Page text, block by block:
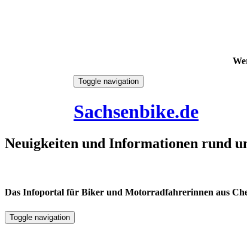
Toggle navigation
Sachsenbike.de
Neuigkeiten und Informationen rund
Das Infoportal für Biker und Motorradfahrerinnen aus
Toggle navigation